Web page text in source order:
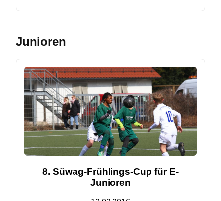
Junioren
8. Süwag-Frühlings-Cup für E-
Junioren